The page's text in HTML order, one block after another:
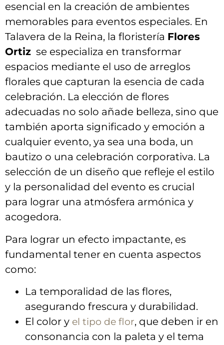
esencial ⁢en la creación de⁤ ambientes
memorables para eventos especiales. En
‌Talavera ‌de ⁤la Reina, la floristería​ Flores
⁤Ortiz ‍ se‍ especializa en transformar
espacios mediante el uso de arreglos
florales que capturan la ⁣esencia de cada
celebración. La elección⁣ de flores
adecuadas no solo añade belleza, sino que
también ⁣aporta significado y emoción a
cualquier evento, ya sea‍ una boda, un
bautizo o una celebración corporativa. La⁢
selección de un diseño que refleje el estilo
y ‍la‌ personalidad ​del evento es crucial
para ‍lograr​ una atmósfera armónica y
acogedora.
Para lograr⁢ un ⁤efecto​ impactante,⁤ es
fundamental‌ tener en ⁤cuenta‍ aspectos
como:
La temporalidad de ​las flores,
asegurando frescura y durabilidad.
El color ​y el tipo de flor,⁤ que deben ir en⁣
consonancia ⁣con la paleta y el tema